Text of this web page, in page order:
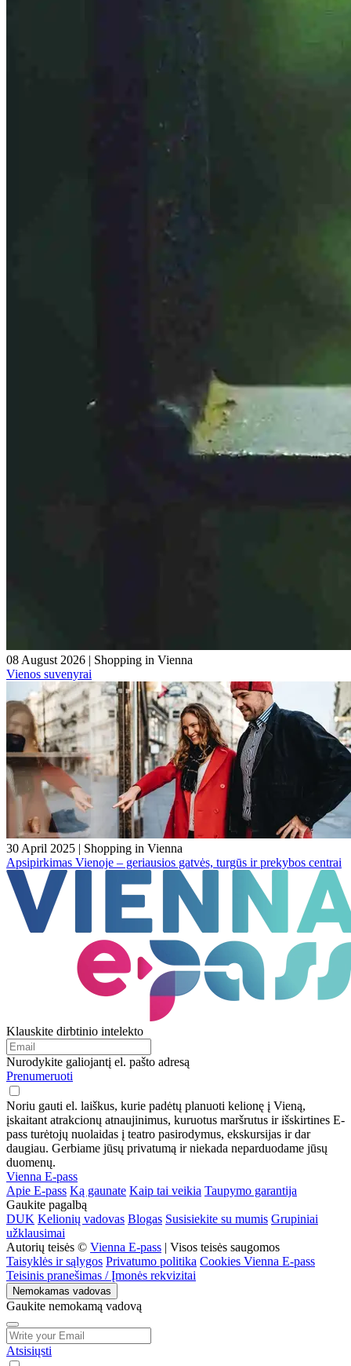
08 August 2026 | Shopping in Vienna
Vienos suvenyrai
30 April 2025 | Shopping in Vienna
Apsipirkimas Vienoje – geriausios gatvės, turgūs ir prekybos centrai
Klauskite dirbtinio intelekto
Nurodykite galiojantį el. pašto adresą
Prenumeruoti
Noriu gauti el. laiškus, kurie padėtų planuoti kelionę į Vieną,
įskaitant atrakcionų atnaujinimus, kuruotus maršrutus ir išskirtines E-
pass turėtojų nuolaidas į teatro pasirodymus, ekskursijas ir dar
daugiau. Gerbiame jūsų privatumą ir niekada neparduodame jūsų
duomenų.
Vienna E-pass
Apie E-pass Ką gaunate Kaip tai veikia Taupymo garantija
Gaukite pagalbą
DUK Kelionių vadovas Blogas Susisiekite su mumis Grupiniai
užklausimai
Autorių teisės © Vienna E-pass | Visos teisės saugomos
Taisyklės ir sąlygos Privatumo politika Cookies Vienna E-pass
Teisinis pranešimas / Įmonės rekvizitai
Nemokamas vadovas
Gaukite nemokamą vadovą
Atsisiųsti